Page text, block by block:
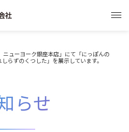
ューヨーク銀座本店」にて「にっぽんの
らずのくつした」を展示しています。
らせ